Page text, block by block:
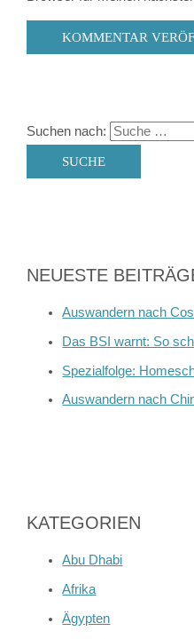
Suchen nach:
NEUESTE
Auswandern nach
Das BSI warnt: So
Spezialfolge:
Auswandern nach
KATEGORIEN
Abu Dhabi
Afrika
Ägypten